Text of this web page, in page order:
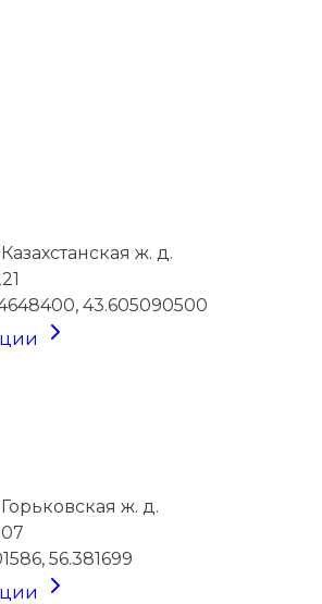
Казахстанская ж. д.
43.605090500
Горьковская ж. д.
56.381699